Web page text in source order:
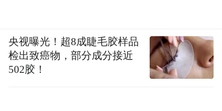
央视曝光！超8成睫毛胶样品
检出致癌物，部分成分接近
502胶！